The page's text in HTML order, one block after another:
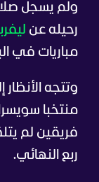
ولم يسجل
رحيله عن
مباريات في
وتتجه
منتخبا
فريقين لم
ربع النهائي.